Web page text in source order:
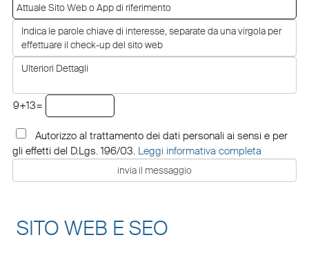
9+13=
Autorizzo al trattamento dei dati personali ai sensi e per
gli effetti del D.Lgs. 196/03. Leggi informativa completa
SITO WEB E SEO